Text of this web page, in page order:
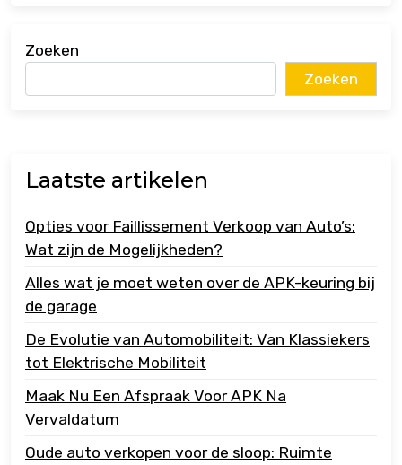
Zoeken
Zoeken
Laatste artikelen
Opties voor Faillissement Verkoop van Auto’s:
Wat zijn de Mogelijkheden?
Alles wat je moet weten over de APK-keuring bij
de garage
De Evolutie van Automobiliteit: Van Klassiekers
tot Elektrische Mobiliteit
Maak Nu Een Afspraak Voor APK Na
Vervaldatum
Oude auto verkopen voor de sloop: Ruimte